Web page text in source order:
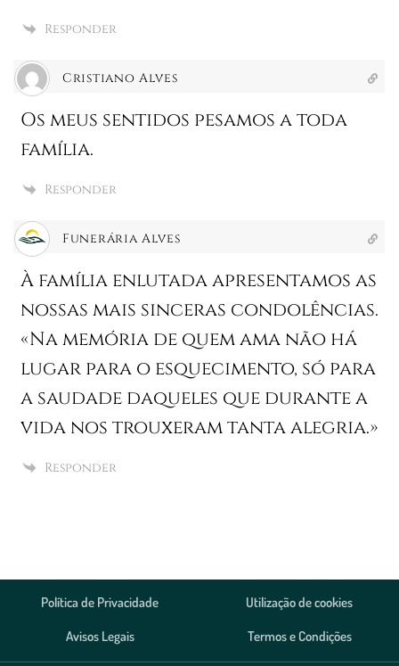
Responder
Cristiano Alves
Os meus sentidos pesamos a toda
família.
Responder
Funerária Alves
À família enlutada apresentamos as
nossas mais sinceras condolências.
«Na memória de quem ama não há
lugar para o esquecimento, só para
a saudade daqueles que durante a
vida nos trouxeram tanta alegria.»
Responder
Política de Privacidade
Utilização de cookies
Avisos Legais
Termos e Condições